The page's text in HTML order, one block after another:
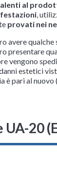
al
,
provati nei
avere qualche
presentare
vengono
estetici
è pari al
20